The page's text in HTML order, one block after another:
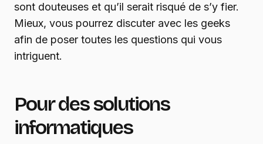
sont douteuses et qu’il serait risqué de s’y fier.
Mieux, vous pourrez discuter avec les geeks
afin de poser toutes les questions qui vous
intriguent.
Pour des solutions
informatiques